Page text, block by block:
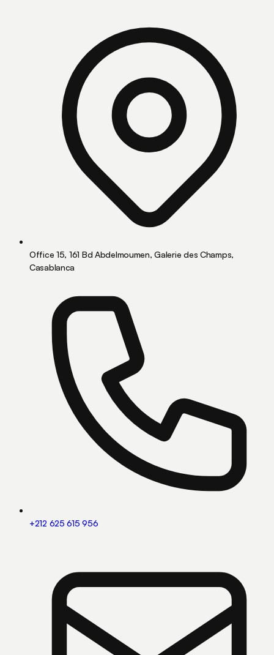
Office 15, 161 Bd Abdelmoumen, Galerie des Champs,
Casablanca
+212 625 615 956